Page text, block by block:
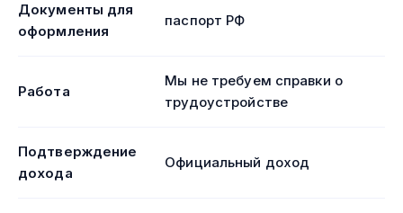
Документы для
оформления
паспорт РФ
Работа
Мы не требуем справки о
трудоустройстве
Подтверждение
дохода
Официальный доход